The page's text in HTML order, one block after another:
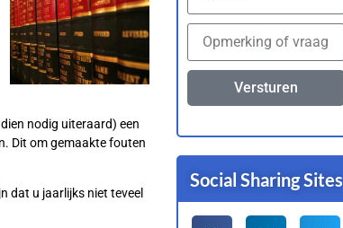
nodig uiteraard) een
Dit om gemaakte fouten
dat u jaarlijks niet teveel
Versturen
Social Sharing Sites